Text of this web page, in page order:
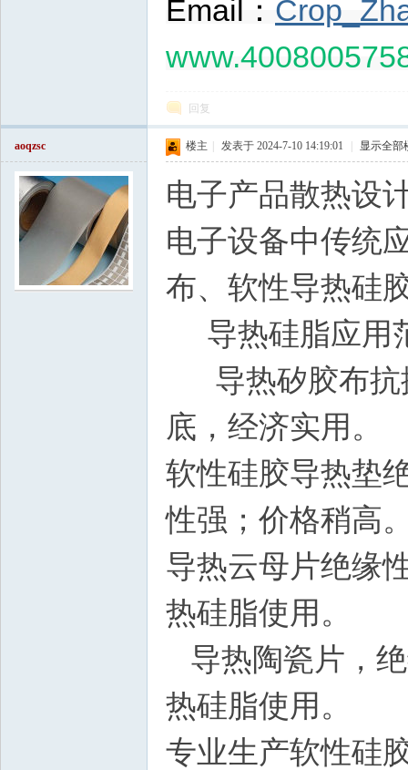
Email：
回复
aoqzsc 楼主 发表于 2024-7-10 14:19:01 显示全部
电子产品散热设
电子设备中传统
布、软性导热硅
导热硅脂应用
导热矽胶布抗
底，经济实用。
软性硅胶导热垫
性强；价格稍高
导热云母片绝缘
热硅脂使用。
导热陶瓷片，
热硅脂使用。
专业生产软性硅